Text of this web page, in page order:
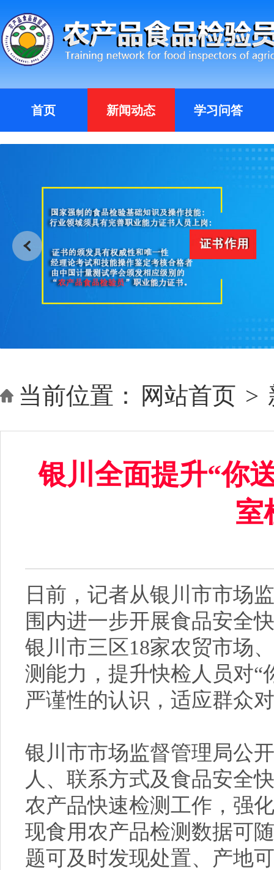
首页 新闻动态 学习问答
当前位置： 网站首页 >
银川全面提升“你
室
日前，记者从银川市市场
围内进一步开展食品安全
银川市三区18家农贸市场
测能力，提升快检人员对“
严谨性的认识，适应群众
银川市市场监督管理局公
人、联系方式及食品安全
农产品快速检测工作，强
现食用农产品检测数据可
题可及时发现处置、产地